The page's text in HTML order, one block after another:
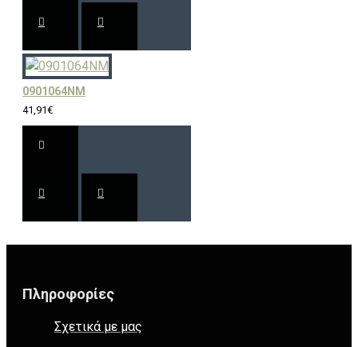
0901064NM
41,91€
Πληροφορίες
Σχετικά με μας